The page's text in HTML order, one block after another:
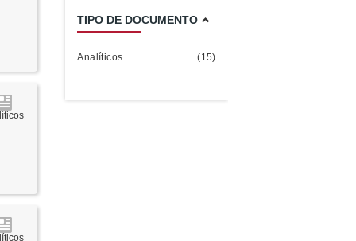
TIPO DE DOCUMENTO
Analíticos (15)